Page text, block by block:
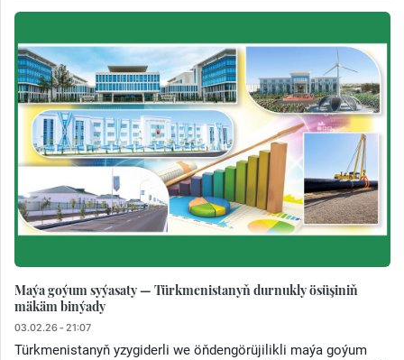
Maýa goýum syýasaty — Türkmenistanyň durnukly ösüşiniň
mäkäm binýady
03.02.26 - 21:07
Türkmenistanyň yzygiderli we öňdengörüjilikli maýa goýum